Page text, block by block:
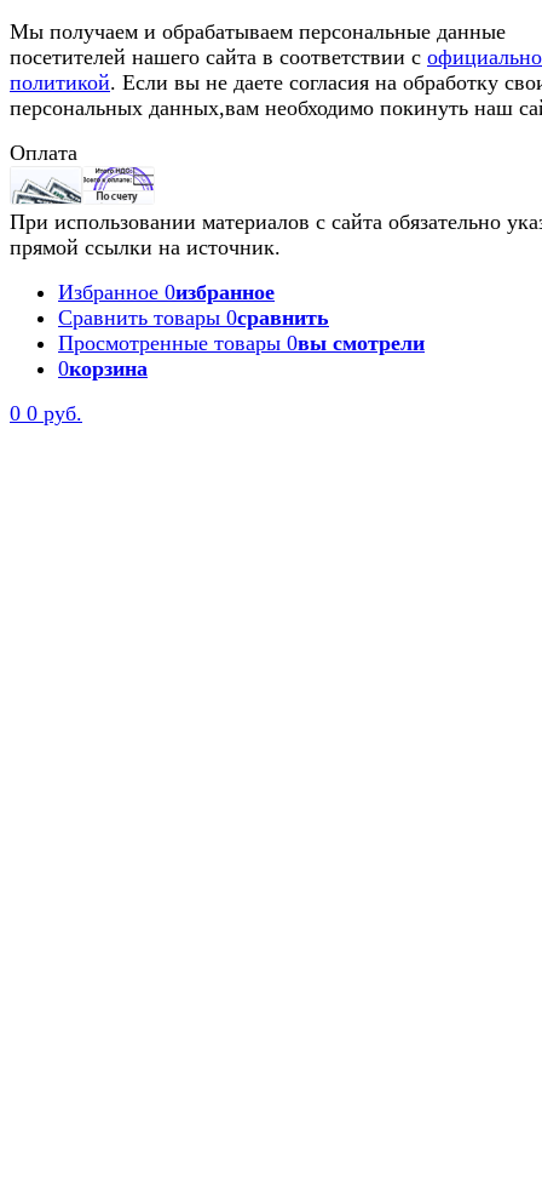
Мы получаем и обрабатываем персональные данные
посетителей нашего сайта в соответствии с
политикой. Если вы не даете согласия на обработку
персональных данных,вам необходимо покинуть наш
Оплата
При использовании материалов с сайта обязательно
прямой ссылки на источник.
Избранное 0избранное
Сравнить товары 0сравнить
Просмотренные товары 0вы смотрели
0корзина
0 0 руб.